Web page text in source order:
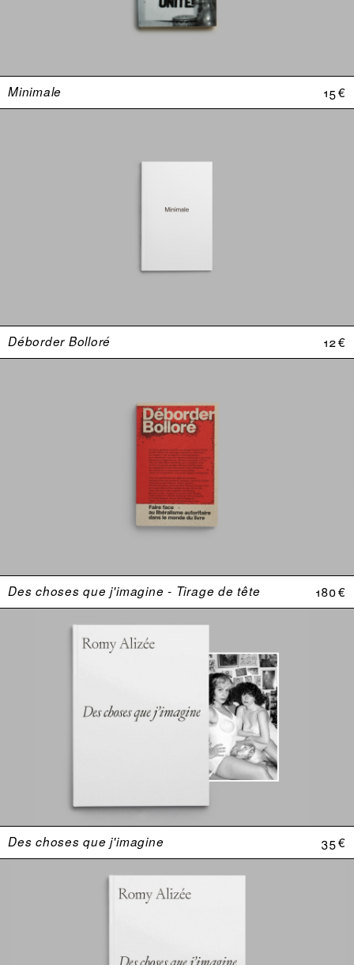
Minimale 15 €
Déborder Bolloré 12 €
Des choses que j'imagine - Tirage de tête 180 €
Des choses que j'imagine 35 €